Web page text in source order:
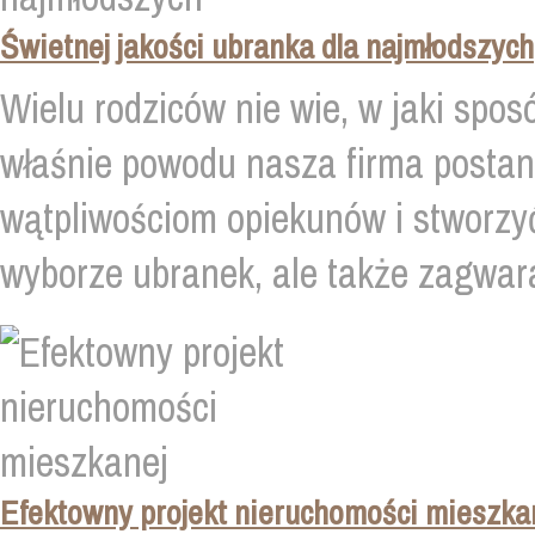
Świetnej jakości ubranka dla najmłodszych
Wielu rodziców nie wie, w jaki
właśnie powodu nasza firma
wątpliwościom opiekunów i
wyborze ubranek, ale także
Efektowny projekt nieruchomości